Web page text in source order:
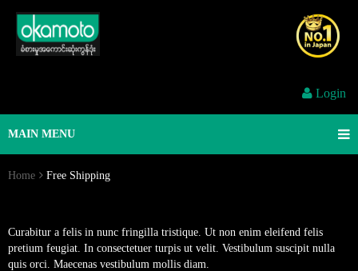
Login
MAIN MENU
Home Free Shipping
SHIPPING
Curabitur a felis in nunc fringilla tristique. Ut non enim eleifend felis
pretium feugiat. In consectetuer turpis ut velit. Vestibulum suscipit nulla
quis orci. Maecenas vestibulum mollis diam.